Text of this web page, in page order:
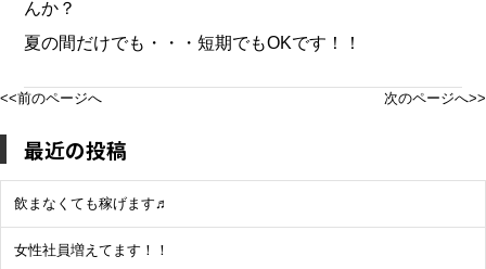
んか？
夏の間だけでも・・・短期でもOKです！！
<<前のページへ 次のページへ>>
最近の投稿
飲まなくても稼げます♬
女性社員増えてます！！